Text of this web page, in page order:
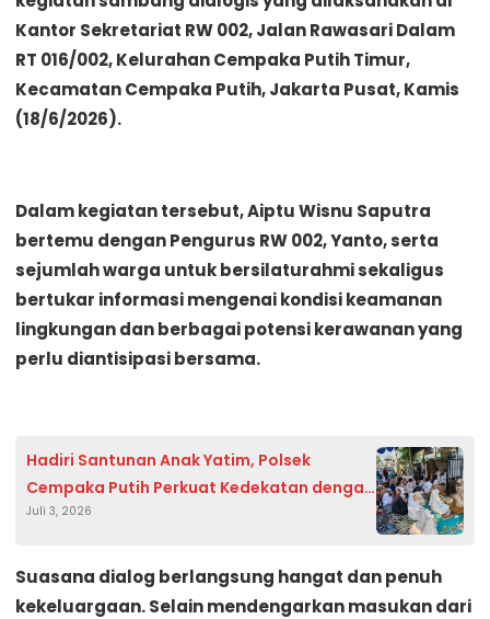
Kantor Sekretariat RW 002, Jalan Rawasari Dalam
RT 016/002, Kelurahan Cempaka Putih Timur,
Kecamatan Cempaka Putih, Jakarta Pusat, Kamis
(18/6/2026).
Dalam kegiatan tersebut, Aiptu Wisnu Saputra
bertemu dengan Pengurus RW 002, Yanto, serta
sejumlah warga untuk bersilaturahmi sekaligus
bertukar informasi mengenai kondisi keamanan
lingkungan dan berbagai potensi kerawanan yang
perlu diantisipasi bersama.
Hadiri Santunan Anak Yatim, Polsek
Cempaka Putih Perkuat Kedekatan dengan
Masyarakat
Juli 3, 2026
Suasana dialog berlangsung hangat dan penuh
kekeluargaan. Selain mendengarkan masukan dari